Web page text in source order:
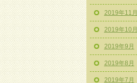
2019年11月
2019年10月
2019年9月
2019年8月
2019年7月